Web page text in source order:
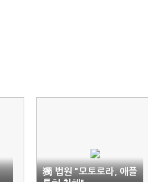
獨 법원 "모토로라, 애플